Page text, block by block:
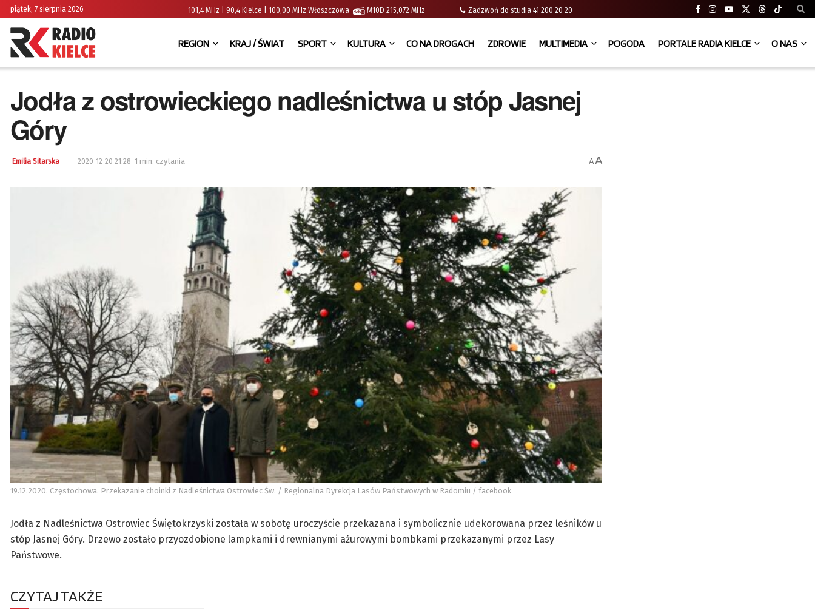
piątek, 7 sierpnia 2026 101,4 MHz | 90,4 Kielce | 100,00 MHz Włoszczowa M10D 215,072 MHz Zadzwoń do studia 41 200 20 20
REGION KRAJ / ŚWIAT SPORT KULTURA CO NA DROGACH ZDROWIE MULTIMEDIA POGODA PORTALE RADIA KIELCE O NAS
Jodła z ostrowieckiego nadleśnictwa u stóp Jasnej
Góry
Emilia Sitarska 2020-12-20 21:28 1 min. czytania AA
19.12.2020. Częstochowa. Przekazanie choinki z Nadleśnictwa Ostrowiec Św. / Regionalna Dyrekcja Lasów Państwowych w Radomiu / facebook
Jodła z Nadleśnictwa Ostrowiec Świętokrzyski została w sobotę uroczyście przekazana i symbolicznie udekorowana przez leśników u
stóp Jasnej Góry. Drzewo zostało przyozdobione lampkami i drewnianymi ażurowymi bombkami przekazanymi przez Lasy
Państwowe.
CZYTAJ TAKŻE